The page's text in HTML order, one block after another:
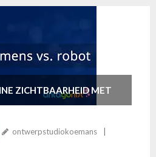
ZICHTBAARHEID MET
ontwerpstudiokoemans